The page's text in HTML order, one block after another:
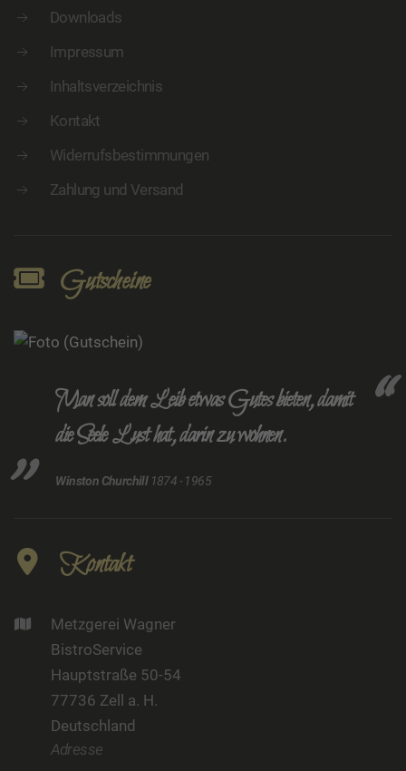
Downloads
Impressum
Inhaltsverzeichnis
Kontakt
Widerrufsbestimmungen
Zahlung und Versand
Gutscheine
Man soll dem Leib etwas Gutes bieten, damit
die Seele Lust hat, darin zu wohnen.
Winston Churchill1874 - 1965
Kontakt
Metzgerei Wagner
BistroService
Hauptstraße 50-54
77736 Zell a. H.
Deutschland
Adresse